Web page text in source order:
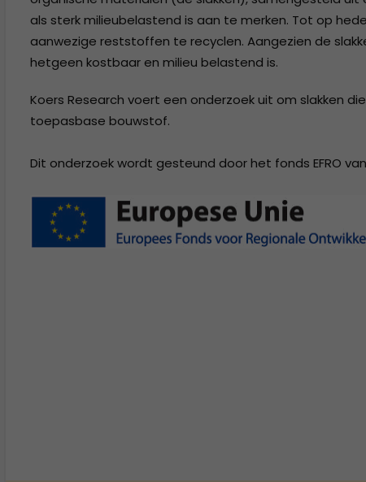
als sterk milieubelastend is aan te merken. Tot op
aanwezige reststoffen te recyclen. Aangezien de
hetgeen kostbaar en milieu belastend is.
Koers Research voert een onderzoek uit om slakken
toepasbase bouwstof.
Dit onderzoek wordt gesteund door het fonds EFRO